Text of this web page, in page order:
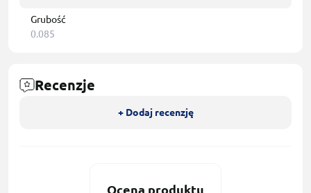
Grubość
0.085
Recenzje
+ Dodaj recenzję
Ocena produktu